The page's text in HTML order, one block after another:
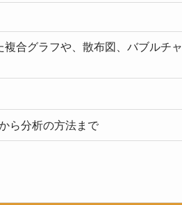
合グラフや、散布図、バブルチャ
ら分析の方法まで